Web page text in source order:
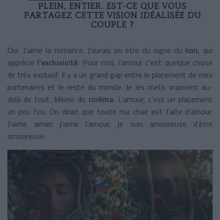
PLEIN, ENTIER. EST-CE QUE VOUS
PARTAGEZ CETTE VISION IDÉALISÉE DU
COUPLE ?
Oui. J’aime la romance. J’aurais pu être du signe du lion, qui
apprécie l’exclusivité. Pour moi, l’amour c’est quelque chose
de très exclusif. Il y a un grand gap entre le placement de mes
partenaires et le reste du monde. Je les mets vraiment au-
delà de tout. Même du cinéma. L’amour, c’est un placement
un peu fou. On dirait que toute ma chair est faite d’amour.
J’aime aimer, j’aime l’amour, je suis amoureuse d’être
amoureuse.